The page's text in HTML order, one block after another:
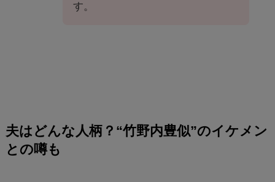
す。
夫はどんな人柄？“竹野内豊似”のイケメン
との噂も